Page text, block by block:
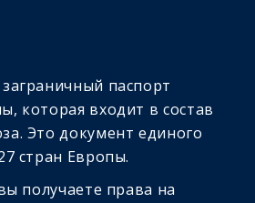
паспорт
которая входит в состав
Это документ единого
стран Европы.
получаете права на